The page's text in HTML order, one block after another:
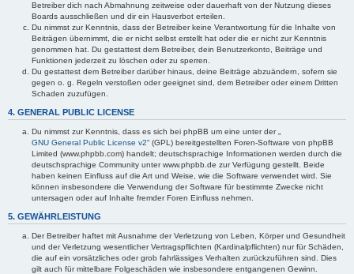
Betreiber dich nach Abmahnung zeitweise oder dauerhaft von der Nutzung dieses
Boards ausschließen und dir ein Hausverbot erteilen.
Du nimmst zur Kenntnis, dass der Betreiber keine Verantwortung für die Inhalte von
Beiträgen übernimmt, die er nicht selbst erstellt hat oder die er nicht zur Kenntnis
genommen hat. Du gestattest dem Betreiber, dein Benutzerkonto, Beiträge und
Funktionen jederzeit zu löschen oder zu sperren.
Du gestattest dem Betreiber darüber hinaus, deine Beiträge abzuändern, sofern sie
gegen o. g. Regeln verstoßen oder geeignet sind, dem Betreiber oder einem Dritten
Schaden zuzufügen.
4. GENERAL PUBLIC LICENSE
Du nimmst zur Kenntnis, dass es sich bei phpBB um eine unter der „
GNU General Public License v2“ (GPL) bereitgestellten Foren-Software von phpBB
Limited (www.phpbb.com) handelt; deutschsprachige Informationen werden durch die
deutschsprachige Community unter www.phpbb.de zur Verfügung gestellt. Beide
haben keinen Einfluss auf die Art und Weise, wie die Software verwendet wird. Sie
können insbesondere die Verwendung der Software für bestimmte Zwecke nicht
untersagen oder auf Inhalte fremder Foren Einfluss nehmen.
5. GEWÄHRLEISTUNG
Der Betreiber haftet mit Ausnahme der Verletzung von Leben, Körper und Gesundheit
und der Verletzung wesentlicher Vertragspflichten (Kardinalpflichten) nur für Schäden,
die auf ein vorsätzliches oder grob fahrlässiges Verhalten zurückzuführen sind. Dies
gilt auch für mittelbare Folgeschäden wie insbesondere entgangenen Gewinn.